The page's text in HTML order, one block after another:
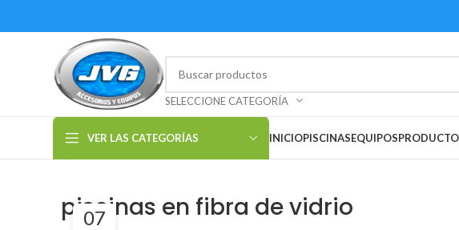
SELECCIONE CATEGORÍA
VER LAS CATEGORÍAS INICIOPISCINASEQUIPOS
piscinas en fibra de vidrio
07